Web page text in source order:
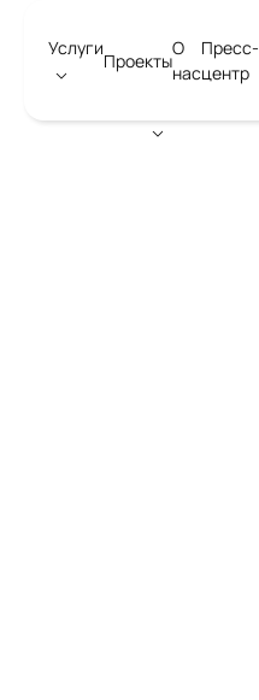
Услуги
Проекты
О
нас
Пресс-
центр